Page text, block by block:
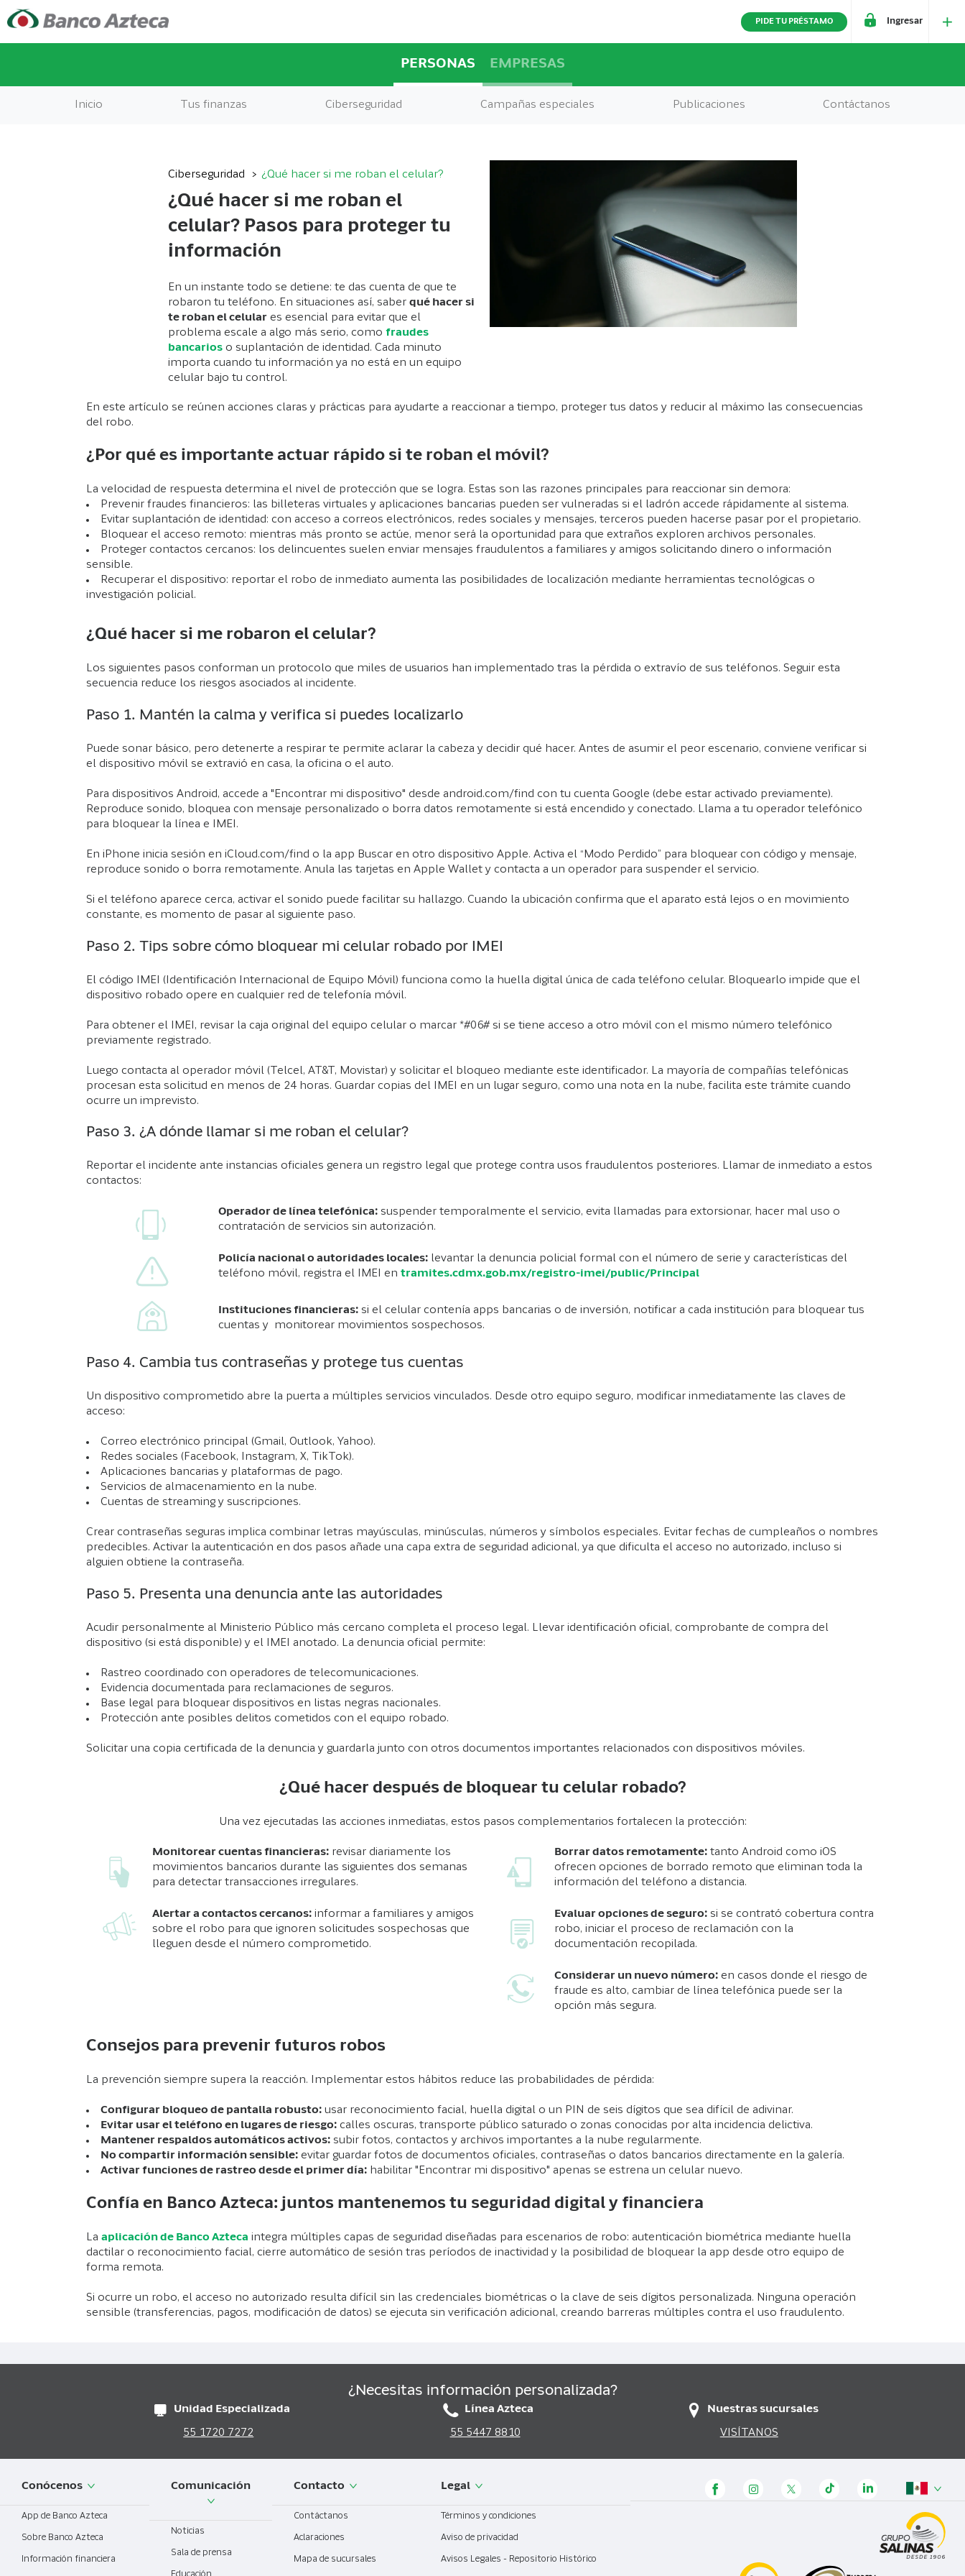
PIDE TU PRÉSTAMO Ingresar
PERSONAS EMPRESAS
Inicio Tus finanzas Ciberseguridad Campañas especiales Publicaciones Contáctanos
Ciberseguridad ¿Qué hacer si me roban el celular?
¿Qué hacer si me roban el
celular? Pasos para proteger tu
información
En un instante todo se detiene: te das cuenta de que te
robaron tu teléfono. En situaciones así, saber qué hacer si
te roban el celular es esencial para evitar que el
problema escale a algo más serio, como fraudes
bancarios o suplantación de identidad. Cada minuto
importa cuando tu información ya no está en un equipo
celular bajo tu control.
En este artículo se reúnen acciones claras y prácticas para ayudarte a reaccionar a tiempo, proteger tus datos y reducir al máximo las consecuencias
del robo.
¿Por qué es importante actuar rápido si te roban el móvil?
La velocidad de respuesta determina el nivel de protección que se logra. Estas son las razones principales para reaccionar sin demora:
Prevenir fraudes financieros: las billeteras virtuales y aplicaciones bancarias pueden ser vulneradas si el ladrón accede rápidamente al sistema.
Evitar suplantación de identidad: con acceso a correos electrónicos, redes sociales y mensajes, terceros pueden hacerse pasar por el propietario.
Bloquear el acceso remoto: mientras más pronto se actúe, menor será la oportunidad para que extraños exploren archivos personales.
Proteger contactos cercanos: los delincuentes suelen enviar mensajes fraudulentos a familiares y amigos solicitando dinero o información
sensible.
Recuperar el dispositivo: reportar el robo de inmediato aumenta las posibilidades de localización mediante herramientas tecnológicas o
investigación policial.
¿Qué hacer si me robaron el celular?
Los siguientes pasos conforman un protocolo que miles de usuarios han implementado tras la pérdida o extravío de sus teléfonos. Seguir esta
secuencia reduce los riesgos asociados al incidente.
Paso 1. Mantén la calma y verifica si puedes localizarlo
Puede sonar básico, pero detenerte a respirar te permite aclarar la cabeza y decidir qué hacer. Antes de asumir el peor escenario, conviene verificar si
el dispositivo móvil se extravió en casa, la oficina o el auto.
Para dispositivos Android, accede a "Encontrar mi dispositivo" desde android.com/find con tu cuenta Google (debe estar activado previamente).
Reproduce sonido, bloquea con mensaje personalizado o borra datos remotamente si está encendido y conectado. Llama a tu operador telefónico
para bloquear la línea e IMEI.
En iPhone inicia sesión en iCloud.com/find o la app Buscar en otro dispositivo Apple. Activa el “Modo Perdido” para bloquear con código y mensaje,
reproduce sonido o borra remotamente. Anula las tarjetas en Apple Wallet y contacta a un operador para suspender el servicio.
Si el teléfono aparece cerca, activar el sonido puede facilitar su hallazgo. Cuando la ubicación confirma que el aparato está lejos o en movimiento
constante, es momento de pasar al siguiente paso.
Paso 2. Tips sobre cómo bloquear mi celular robado por IMEI
El código IMEI (Identificación Internacional de Equipo Móvil) funciona como la huella digital única de cada teléfono celular. Bloquearlo impide que el
dispositivo robado opere en cualquier red de telefonía móvil.
Para obtener el IMEI, revisar la caja original del equipo celular o marcar *#06# si se tiene acceso a otro móvil con el mismo número telefónico
previamente registrado.
Luego contacta al operador móvil (Telcel, AT&T, Movistar) y solicitar el bloqueo mediante este identificador. La mayoría de compañías telefónicas
procesan esta solicitud en menos de 24 horas. Guardar copias del IMEI en un lugar seguro, como una nota en la nube, facilita este trámite cuando
ocurre un imprevisto.
Paso 3. ¿A dónde llamar si me roban el celular?
Reportar el incidente ante instancias oficiales genera un registro legal que protege contra usos fraudulentos posteriores. Llamar de inmediato a estos
contactos:
Operador de línea telefónica: suspender temporalmente el servicio, evita llamadas para extorsionar, hacer mal uso o
contratación de servicios sin autorización.
Policía nacional o autoridades locales: levantar la denuncia policial formal con el número de serie y características del
teléfono móvil, registra el IMEI entramites.cdmx.gob.mx/registro-imei/public/Principal
Instituciones financieras: si el celular contenía apps bancarias o de inversión, notificar a cada institución para bloquear tus
cuentas y monitorear movimientos sospechosos.
Paso 4. Cambia tus contraseñas y protege tus cuentas
Un dispositivo comprometido abre la puerta a múltiples servicios vinculados. Desde otro equipo seguro, modificar inmediatamente las claves de
acceso:
Correo electrónico principal (Gmail, Outlook, Yahoo).
Redes sociales (Facebook, Instagram, X, TikTok).
Aplicaciones bancarias y plataformas de pago.
Servicios de almacenamiento en la nube.
Cuentas de streaming y suscripciones.
Crear contraseñas seguras implica combinar letras mayúsculas, minúsculas, números y símbolos especiales. Evitar fechas de cumpleaños o nombres
predecibles. Activar la autenticación en dos pasos añade una capa extra de seguridad adicional, ya que dificulta el acceso no autorizado, incluso si
alguien obtiene la contraseña.
Paso 5. Presenta una denuncia ante las autoridades
Acudir personalmente al Ministerio Público más cercano completa el proceso legal. Llevar identificación oficial, comprobante de compra del
dispositivo (si está disponible) y el IMEI anotado. La denuncia oficial permite:
Rastreo coordinado con operadores de telecomunicaciones.
Evidencia documentada para reclamaciones de seguros.
Base legal para bloquear dispositivos en listas negras nacionales.
Protección ante posibles delitos cometidos con el equipo robado.
Solicitar una copia certificada de la denuncia y guardarla junto con otros documentos importantes relacionados con dispositivos móviles.
¿Qué hacer después de bloquear tu celular robado?
Una vez ejecutadas las acciones inmediatas, estos pasos complementarios fortalecen la protección:
Monitorear cuentas financieras: revisar diariamente los
movimientos bancarios durante las siguientes dos semanas
para detectar transacciones irregulares.
Alertar a contactos cercanos: informar a familiares y amigos
sobre el robo para que ignoren solicitudes sospechosas que
lleguen desde el número comprometido.
Borrar datos remotamente: tanto Android como iOS
ofrecen opciones de borrado remoto que eliminan toda la
información del teléfono a distancia.
Evaluar opciones de seguro: si se contrató cobertura contra
robo, iniciar el proceso de reclamación con la
documentación recopilada.
Considerar un nuevo número: en casos donde el riesgo de
fraude es alto, cambiar de línea telefónica puede ser la
opción más segura.
Consejos para prevenir futuros robos
La prevención siempre supera la reacción. Implementar estos hábitos reduce las probabilidades de pérdida:
Configurar bloqueo de pantalla robusto: usar reconocimiento facial, huella digital o un PIN de seis dígitos que sea difícil de adivinar.
Evitar usar el teléfono en lugares de riesgo: calles oscuras, transporte público saturado o zonas conocidas por alta incidencia delictiva.
Mantener respaldos automáticos activos: subir fotos, contactos y archivos importantes a la nube regularmente.
No compartir información sensible: evitar guardar fotos de documentos oficiales, contraseñas o datos bancarios directamente en la galería.
Activar funciones de rastreo desde el primer día: habilitar "Encontrar mi dispositivo" apenas se estrena un celular nuevo.
Confía en Banco Azteca: juntos mantenemos tu seguridad digital y financiera
Laaplicación de Banco Azteca integra múltiples capas de seguridad diseñadas para escenarios de robo: autenticación biométrica mediante huella
dactilar o reconocimiento facial, cierre automático de sesión tras períodos de inactividad y la posibilidad de bloquear la app desde otro equipo de
forma remota.
Si ocurre un robo, el acceso no autorizado resulta difícil sin las credenciales biométricas o la clave de seis dígitos personalizada. Ninguna operación
sensible (transferencias, pagos, modificación de datos) se ejecuta sin verificación adicional, creando barreras múltiples contra el uso fraudulento.
¿Necesitas información personalizada?
Unidad Especializada
55 1720 7272
Línea Azteca
55 5447 8810
Nuestras sucursales
VISÍTANOS
Conócenos
App de Banco Azteca
Sobre Banco Azteca
Información financiera
Comunicación
Noticias
Sala de prensa
Contacto
Contáctanos
Aclaraciones
Mapa de sucursales
Legal
Términos y condiciones
Aviso de privacidad
Avisos Legales - Repositorio Histórico
Honduras